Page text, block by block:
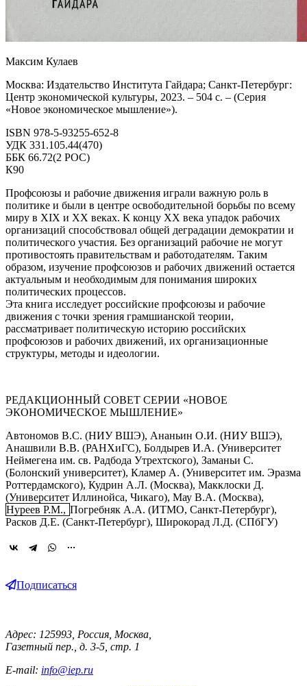
Максим Кулаев
Москва: Издательство Института Гайдара; Санкт-Петербург:
Центр экономической культуры, 2023. – 504 с. – (Серия
«Новое экономическое мышление»).
ISBN 978‑5‑93255‑652-8
УДК 331.105.44(470)
ББК 66.72(2 РОС)
К90
Профсоюзы и рабочие движения играли важную роль в
политике и были в центре освободительной борьбы по всему
миру в XIX и XX веках. К концу XX века упадок рабочих
организаций способствовал общей деградации демократии и
политического участия. Без организаций рабочие не могут
противостоять правительствам и работодателям. Таким
образом, изучение профсоюзов и рабочих движений остается
актуальным и необходимым для понимания широких
политических процессов.
Эта книга исследует российские профсоюзы и рабочие
движения с точки зрения грамшианской теории,
рассматривает политическую историю российских
профсоюзов и рабочих движений, их организационные
структуры, методы и идеологии.
РЕДАКЦИОННЫЙ СОВЕТ СЕРИИ «НОВОЕ
ЭКОНОМИЧЕСКОЕ МЫШЛЕНИЕ»
Автономов В.C. (НИУ ВШЭ), Ананьин О.И. (НИУ ВШЭ),
Анашвили В.В. (РАНХиГС), Болдырев И.А. (Университет
Неймегена им. св. Радбода Утрехтского), Заманьи С.
(Болонский университет), Кламер А. (Университет им. Эразма
Роттердамского), Кудрин А.Л. (Москва), Макклоски Д.
(Университет Иллинойса, Чикаго), Мау В.А. (Москва),
Нуреев Р.М., Погребняк А.А. (ИТМО, Санкт-Петербург),
Расков Д.Е. (Санкт-Петербург), Широкорад Л.Д. (СПбГУ)
Подписаться
Адрес: 125993, Россия, Москва,
Газетный пер., д. 3-5, стр. 1
E-mail: info@iep.ru